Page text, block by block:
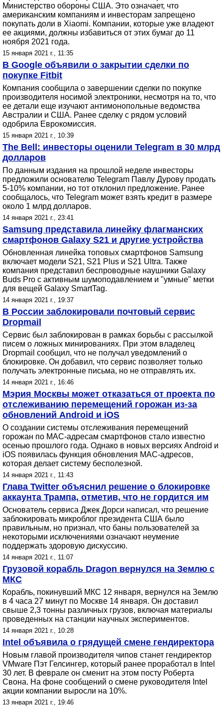
Министерство обороны США. Это означает, что
американским компаниям и инвесторам запрещено
покупать доли в Xiaomi. Компании, которые уже владеют
ее акциями, должны избавиться от этих бумаг до 11
ноября 2021 года.
15 января 2021 г., 11:35
В Google объявили о закрытии сделки по
покупке Fitbit
Компания сообщила о завершении сделки по покупке
производителя носимой электроники, несмотря на то, что
ее детали еще изучают антимонопольные ведомства
Австралии и США. Ранее сделку с рядом условий
одобрила Еврокомиссия.
15 января 2021 г., 10:39
The Bell: инвесторы оценили Telegram в 30 млрд
долларов
По данным издания на прошлой неделе инвесторы
предложили основателю Telegram Павлу Дурову продать
5-10% компании, но тот отклонил предложение. Ранее
сообщалось, что Telegram может взять кредит в размере
около 1 млрд долларов.
14 января 2021 г., 23:41
Samsung представила линейку флагманских
смартфонов Galaxy S21 и другие устройства
Обновленная линейка топовых смартфонов Samsung
включает модели S21, S21 Plus и S21 Ultra. Также
компания представил беспроводные наушники Galaxy
Buds Pro с активным шумоподавлением и "умные" метки
для вещей Galaxy SmartTag.
14 января 2021 г., 19:37
В России заблокировали почтовый сервис
Dropmail
Сервис был заблокирован в рамках борьбы с рассылкой
писем о ложных минированиях. При этом владелец
Dropmail сообщил, что не получал уведомлений о
блокировке. Он добавил, что сервис позволяет только
получать электронные письма, но не отправлять их.
14 января 2021 г., 16:46
Мэрия Москвы может отказаться от проекта по
отслеживанию перемещений горожан из-за
обновлений Android и iOS
О создании системы отслеживания перемещений
горожан по MAC-адресам смартфонов стало известно
осенью прошлого года. Однако в новых версиях Android и
iOS появилась функция обновления MAC-адресов,
которая делает систему бесполезной.
14 января 2021 г., 11:43
Глава Twitter объяснил решение о блокировке
аккаунта Трампа, отметив, что не гордится им
Основатель сервиса Джек Дорси написал, что решение
заблокировать микроблог президента США было
правильным, но признал, что баны пользователей за
некоторыми исключениями означают неумение
поддержать здоровую дискуссию.
14 января 2021 г., 11:07
Грузовой корабль Dragon вернулся на Землю с
МКС
Корабль, покинувший МКС 12 января, вернулся на Землю
в 4 часа 27 минут по Москве 14 января. Он доставил
свыше 2,3 тонны различных грузов, включая материалы
проведенных на станции научных экспериментов.
14 января 2021 г., 10:28
Intel объявила о грядущей смене гендиректора
Новым главой производителя чипов станет гендиректор
VMware Пэт Гелсингер, который ранее проработал в Intel
30 лет. В феврале он сменит на этом посту Роберта
Свона. На фоне сообщений о смене руководителя Intel
акции компании выросли на 10%.
13 января 2021 г., 19:46